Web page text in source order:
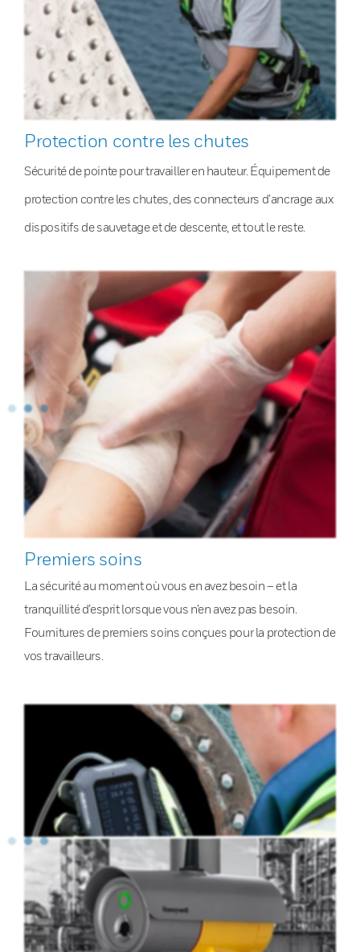
Protection contre les chutes
Sécurité de pointe pour travailler en hauteur. Équipement de
protection contre les chutes, des connecteurs d’ancrage aux
dispositifs de sauvetage et de descente, et tout le reste.
Premiers soins
La sécurité au moment où vous en avez besoin – et la
tranquillité d’esprit lorsque vous n’en avez pas besoin.
Fournitures de premiers soins conçues pour la protection de
vos travailleurs.